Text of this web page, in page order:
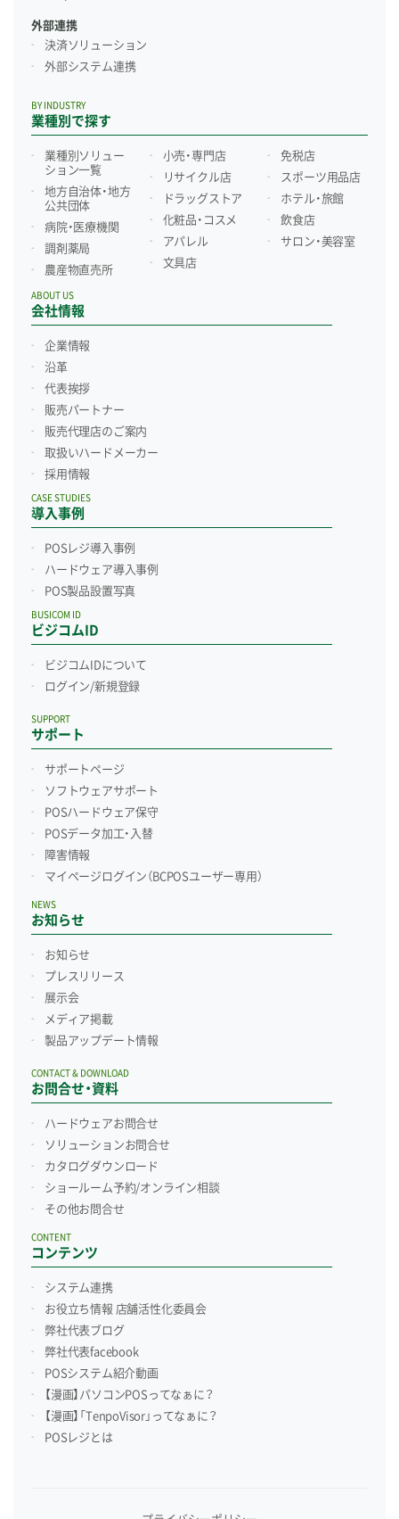
外部連携
決済ソリューション
外部システム連携
業種別で探す
BY INDUSTRY
業種別ソリュー
ション一覧
地方自治体・地方
公共団体
病院・医療機関
調剤薬局
農産物直売所
小売・専門店
リサイクル店
ドラッグストア
化粧品・コスメ
アパレル
文具店
免税店
スポーツ用品店
ホテル・旅館
飲食店
サロン・美容室
会社情報
ABOUT US
企業情報
沿革
代表挨拶
販売パートナー
販売代理店のご案内
取扱いハードメーカー
採用情報
導入事例
CASE STUDIES
POSレジ導入事例
ハードウェア導入事例
POS製品設置写真
ビジコムID
BUSICOM ID
ビジコムIDについて
ログイン/新規登録
サポート
SUPPORT
サポートページ
ソフトウェアサポート
POSハードウェア保守
POSデータ加工・入替
障害情報
マイページログイン （BCPOSユーザー専用）
お知らせ
NEWS
お知らせ
プレスリリース
展示会
メディア掲載
製品アップデート情報
お問合せ・資料
CONTACT & DOWNLOAD
ハードウェアお問合せ
ソリューションお問合せ
カタログダウンロード
ショールーム予約/オンライン相談
その他お問合せ
コンテンツ
CONTENT
システム連携
お役立ち情報 店舗活性化委員会
弊社代表ブログ
弊社代表facebook
POSシステム紹介動画
【漫画】パソコンPOSってなぁに？
【漫画】「TenpoVisor」ってなぁに？
POSレジとは